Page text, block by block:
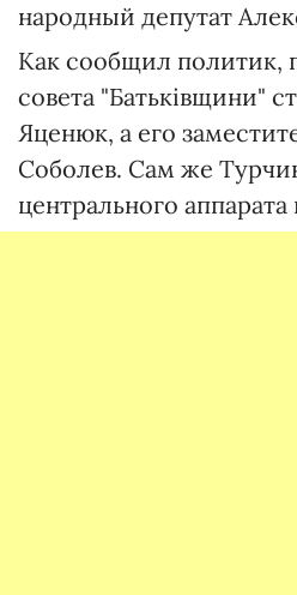
народный депутат
Как сообщил политик,
совета "Батьківщини"
Яценюк, а его
Соболев. Сам же
центрального аппарата